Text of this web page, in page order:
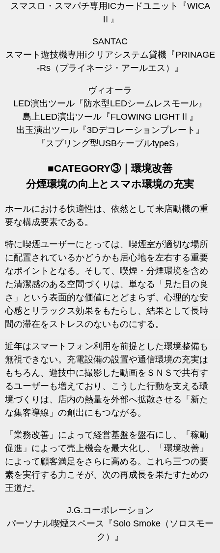
スマスロ・スマパチ専用ICカードユニット『WICA
Ⅱ』
SANTAC
スマート遊技機専用iクリアシステム貸機『PRINAGE
-Rs（プライネージ・アールエス）』
ヴィオーラ
LED演出ツール『防水型LEDシームレスモール』
島上LED演出ツール『FLOWING LIGHTⅡ』
出玉演出ツール『3Dデコレーションプレート』
『スプリング型USBケーブルtypeS』
■CATEGORY③｜環境改善
分煙環境の向上とスマホ環境の充実
ホールにおける快適性は、依然として来店動機の重
要な構成要素である。
特に喫煙ユーザーにとっては、喫煙室が適切な場所
に配置されているかどうかも居心地を左右する重要
なポイントとなる。そして、喫煙・分煙環境を含め
た清潔感のある空間づくりは、単なる「見た目の良
さ」という表面的な価値にとどまらず、心理的な安
心感とリラックス効果をもたらし、結果として長時
間の滞在をストレスのないものにする。
近年はスマートフォン利用を前提とした環境整備も
無視できない。充電設備の設置や通信環境の充実は
もちろん、遊技中に撮影した動画をＳＮＳで共有す
るユーザーも増えており、こうした行動を支える環
境づくりは、店内の熱量を外部へ拡散させる「新た
な集客導線」の創出にもつながる。
「業務改善」によって経営基盤を盤石にし、「稼動
促進」によって売上機会を最大化し、「環境改善」
によって顧客満足をさらに高める。これら三つの要
素を実行する力こそが、次の再成長を果たすための
王道だ。
J.G.コーポレーション
パーソナル喫煙スペース『Solo Smoke（ソロスモー
ク）』